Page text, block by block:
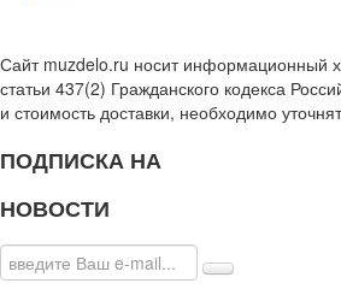
Сайт muzdelo.ru носит информационный
статьи 437(2) Гражданского кодекса
и стоимость доставки, необходимо
ПОДПИСКА НА
НОВОСТИ